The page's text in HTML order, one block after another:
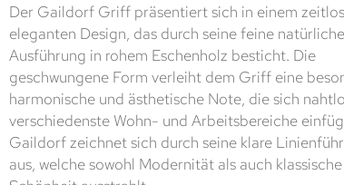
Der Gaildorf Griff präsentiert sich in einem zeitlos
eleganten Design, das durch seine feine natürliche
Ausführung in rohem Eschenholz besticht. Die
geschwungene Form verleiht dem Griff eine
harmonische und ästhetische Note, die sich
verschiedenste Wohn- und Arbeitsbereiche
Gaildorf zeichnet sich durch seine klare
aus, welche sowohl Modernität als auch klassische